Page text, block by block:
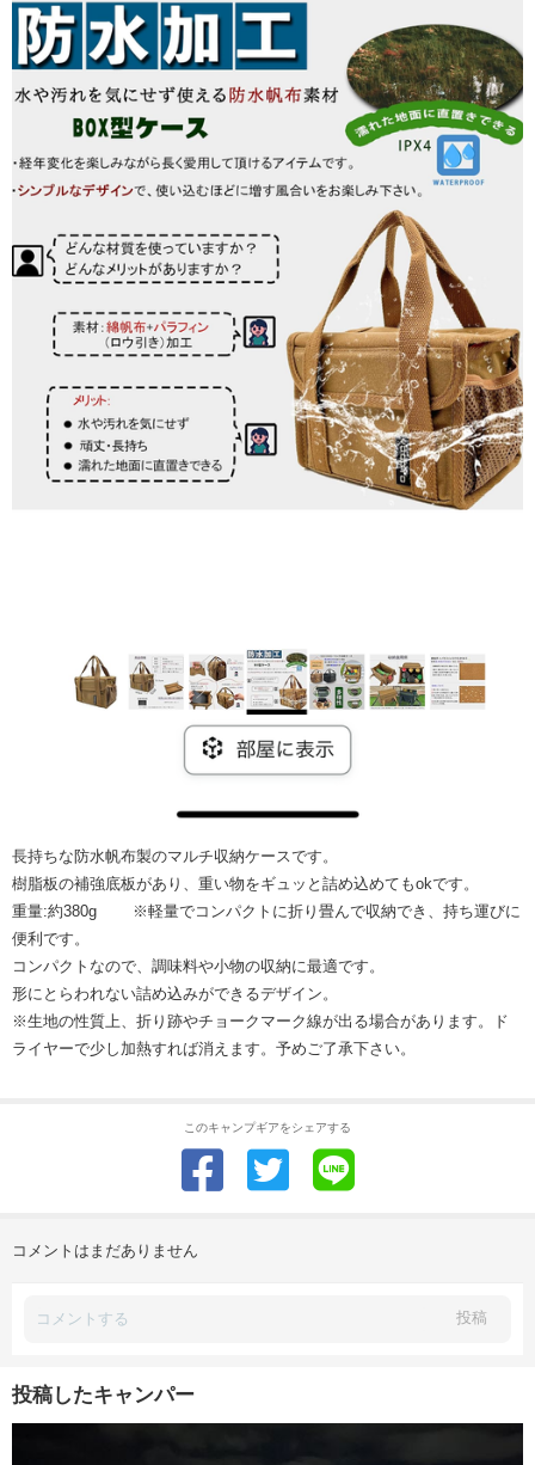
長持ちな防水帆布製のマルチ収納ケースです。
樹脂板の補強底板があり、重い物をギュッと詰め込めてもokです。
重量:約380g ※軽量でコンパクトに折り畳んで収納でき、持ち運びに
便利です。
コンパクトなので、調味料や小物の収納に最適です。
形にとらわれない詰め込みができるデザイン。
※生地の性質上、折り跡やチョークマーク線が出る場合があります。ド
ライヤーで少し加熱すれば消えます。予めご了承下さい。
このキャンプギアをシェアする
コメントはまだありません
投稿
投稿したキャンパー